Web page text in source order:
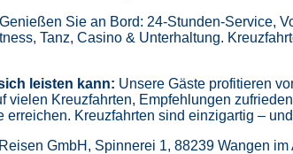
Genießen Sie an Bord: 24-Stunden-Service,
Tanz, Casino & Unterhaltung.
leisten kann: Unsere Gäste profitieren
vielen Kreuzfahrten, Empfehlungen
Kreuzfahrten sind einzigartig –
GmbH, Spinnerei 1, 88239 Wangen im